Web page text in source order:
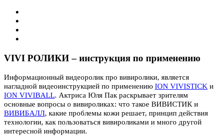
VIVI РОЛИКИ – инструкция по применению
Информационный видеоролик про вивиролики, является
нагладной видеоинструкцией по применению ION VIVISTICK и
ION VIVIBALL. Актриса Юля Пак раскрывает зрителям
основные вопросы о вивироликах: что такое ВИВИСТИК и
ВИВИБАЛЛ, какие проблемы кожи решает, принцип действия
технологии, как пользоваться вивироликами и много другой
интересной информации.